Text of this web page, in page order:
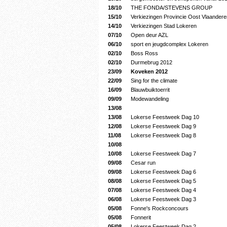
18/10
THE FONDA/STEVENS GROUP
15/10
Verkiezingen Provincie Oost
14/10
Verkiezingen Stad Lokeren
07/10
Open deur AZL
06/10
sport en jeugdcomplex Lokeren
02/10
Boss Ross
02/10
Durmebrug 2012
23/09
Koveken 2012
22/09
Sing for the climate
16/09
Blauwbuiktoerrit
09/09
Modewandeling
13/08
13/08
Lokerse Feestweek Dag 10
12/08
Lokerse Feestweek Dag 9
11/08
Lokerse Feestweek Dag 8
10/08
10/08
Lokerse Feestweek Dag 7
09/08
Cesar run
09/08
Lokerse Feestweek Dag 6
08/08
Lokerse Feestweek Dag 5
07/08
Lokerse Feestweek Dag 4
06/08
Lokerse Feestweek Dag 3
05/08
Fonne's Rockconcours
05/08
Fonnerit